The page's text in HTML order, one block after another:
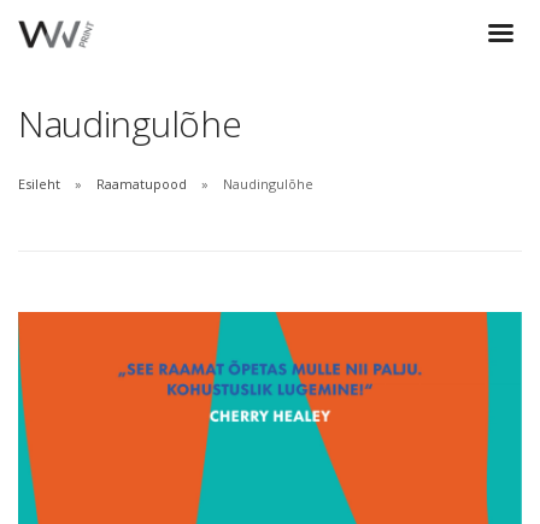
Naudingulõhe
Esileht Raamatupood Naudingulõhe